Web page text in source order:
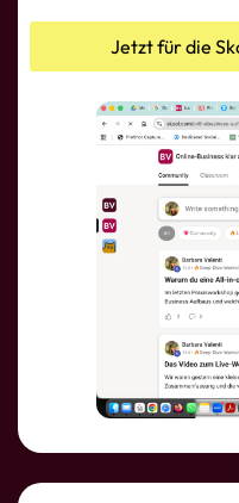
Jetzt für die